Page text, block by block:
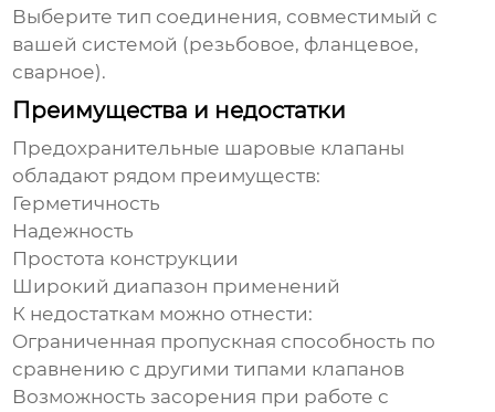
Выберите тип соединения, совместимый с
вашей системой (резьбовое, фланцевое,
сварное).
Преимущества и недостатки
Предохранительные шаровые клапаны
обладают рядом преимуществ:
Герметичность
Надежность
Простота конструкции
Широкий диапазон применений
К недостаткам можно отнести:
Ограниченная пропускная способность по
сравнению с другими типами клапанов
Возможность засорения при работе с